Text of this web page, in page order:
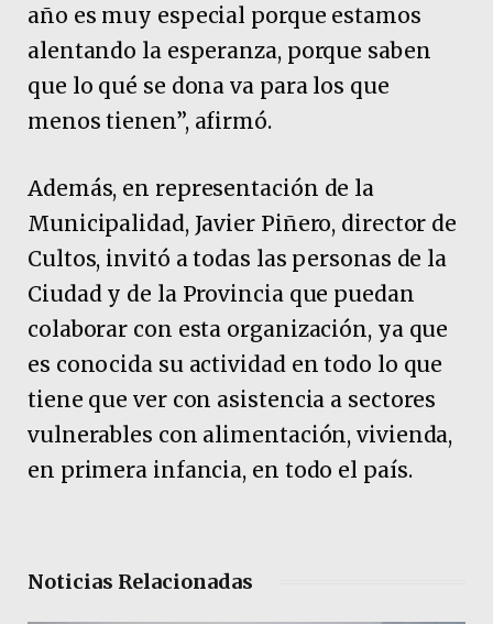
año es muy especial porque estamos
alentando la esperanza, porque saben
que lo qué se dona va para los que
menos tienen”, afirmó.
Además, en representación de la
Municipalidad, Javier Piñero, director de
Cultos, invitó a todas las personas de la
Ciudad y de la Provincia que puedan
colaborar con esta organización, ya que
es conocida su actividad en todo lo que
tiene que ver con asistencia a sectores
vulnerables con alimentación, vivienda,
en primera infancia, en todo el país.
Noticias Relacionadas